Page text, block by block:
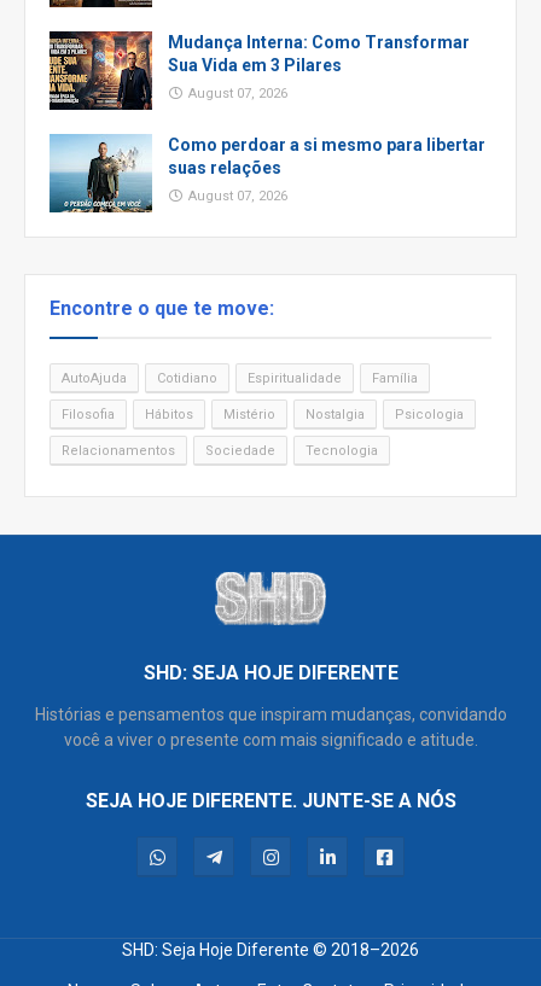
Mudança Interna: Como Transformar
Sua Vida em 3 Pilares
August 07, 2026
Como perdoar a si mesmo para libertar
suas relações
August 07, 2026
Encontre o que te move:
AutoAjuda Cotidiano Espiritualidade Família
Filosofia Hábitos Mistério Nostalgia Psicologia
Relacionamentos Sociedade Tecnologia
SHD: SEJA HOJE DIFERENTE
Histórias e pensamentos que inspiram mudanças, convidando
você a viver o presente com mais significado e atitude.
SEJA HOJE DIFERENTE. JUNTE-SE A NÓS
SHD: Seja Hoje Diferente © 2018–2026